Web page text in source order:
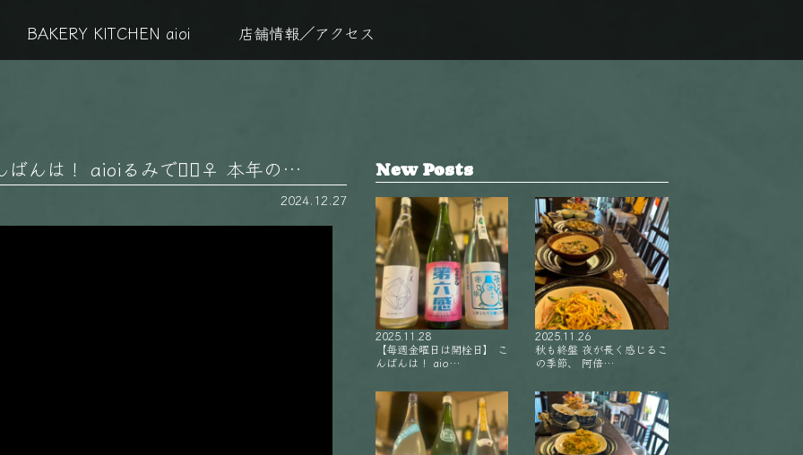
BAKERY KITCHEN aioi 店舗情報／アクセス
んは！ aioiるみです🏻‍♀️ 本年の…
2024.12.27
New Posts
2025.11.28
【毎週金曜日は開栓日】 こ
んばんは！ aio…
2025.11.26
秋も終盤 夜が長く感じるこ
の季節、 阿倍…